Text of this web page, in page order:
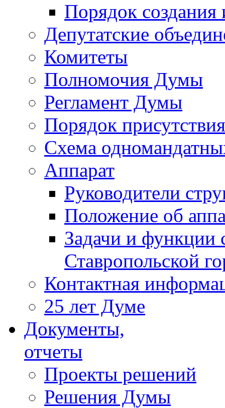
Порядок создания
Депутатские
Комитеты
Полномочия Думы
Регламент Думы
Порядок
Схема
Аппарат
Руководители
Положение об
Задачи и функции
Ставропольской
Контактная
25 лет Думе
Документы,
отчеты
Проекты решений
Решения Думы